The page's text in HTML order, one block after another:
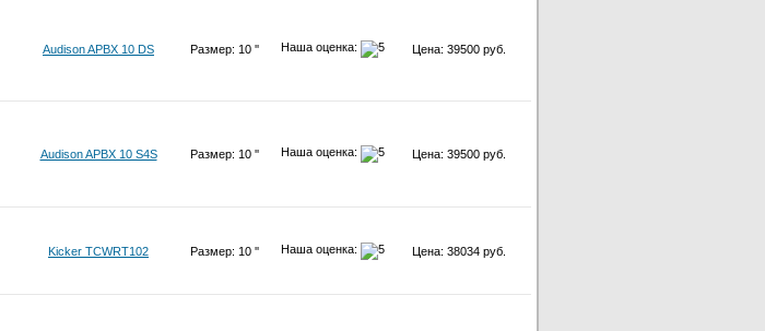
Audison APBX 10 DS Размер: 10 '' Наша оценка: Цена: 39500 руб.
Audison APBX 10 S4S Размер: 10 '' Наша оценка: Цена: 39500 руб.
Kicker TCWRT102 Размер: 10 '' Наша оценка: Цена: 38034 руб.